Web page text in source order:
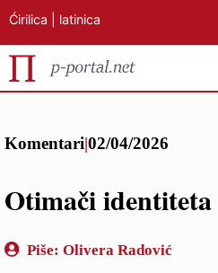
Ćirilica latinica
Komentari|02/04/2026
Otimači identiteta
Piše: Olivera Radović